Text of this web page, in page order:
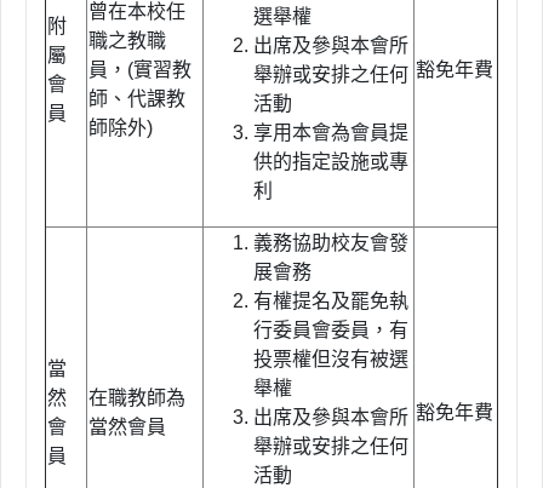
附
屬
會
員
曾在本校任
職之教職
員，(實習教
師、代課教
師除外)
選舉權
出席及參與本會所
舉辦或安排之任何
活動
享用本會為會員提
供的指定設施或專
利
豁免年費
當
然
會
員
在職教師為
當然會員
義務協助校友會發
展會務
有權提名及罷免執
行委員會委員，有
投票權但沒有被選
舉權
出席及參與本會所
舉辦或安排之任何
活動
豁免年費